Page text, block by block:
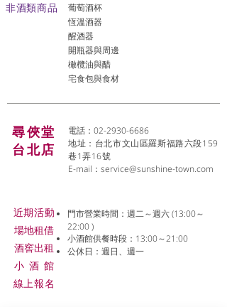
非酒類商品
葡萄酒杯
恆溫酒器
醒酒器
開瓶器與周邊
橄欖油與醋
宅食包與食材
尋俠堂
台北店
電話：02-2930-6686
地址：台北市文山區羅斯福路六段159
巷1弄16號
E-mail： service@sunshine-town.com
近期活動
場地租借
​酒窖出租
小酒 館
線上報名
門市營業時間：週二～週六 (13:00～
22:00 )
小酒館供餐時段：13:00～21:00
公休日：週日、週一